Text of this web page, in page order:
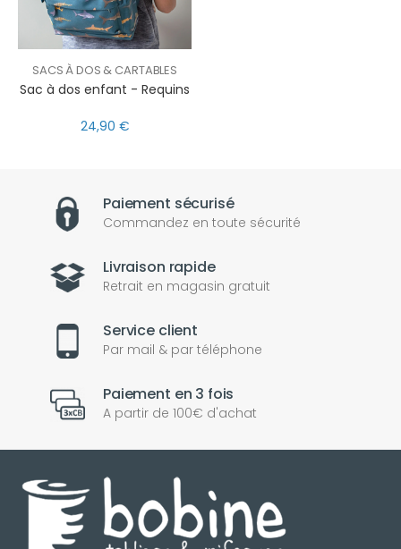
SACS À DOS & CARTABLES
Sac à dos enfant - Requins
24,90 €
Paiement sécurisé
Commandez en toute sécurité
Livraison rapide
Retrait en magasin gratuit
Service client
Par mail & par téléphone
Paiement en 3 fois
A partir de 100€ d'achat